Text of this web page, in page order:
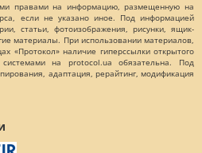
правами на информацию, размещенную на
если не указано иное. Под информацией
статьи, фотоизображения, рисунки, ящик-
материалы. При использовании материалов,
«Протокол» наличие гиперссылки открытого
на protocol.ua обязательна. Под
адаптация, рерайтинг, модификация